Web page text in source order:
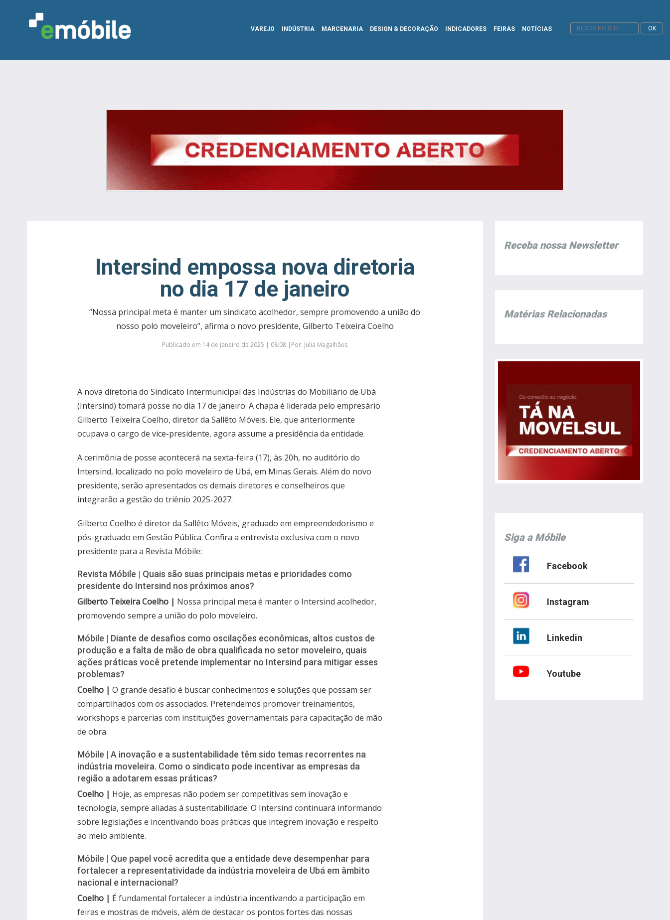
VAREJO INDÚSTRIA MARCENARIA DESIGN & DECORAÇÃO INDICADORES FEIRAS NOTÍCIAS
Intersind empossa nova diretoria
no dia 17 de janeiro
“Nossa principal meta é manter um sindicato acolhedor, sempre promovendo a união do
nosso polo moveleiro”, afirma o novo presidente, Gilberto Teixeira Coelho
Publicado em 14 de janeiro de 2025 | 08:08 |Por: Julia Magalhães
A nova diretoria do Sindicato Intermunicipal das Indústrias do Mobiliário de Ubá
(Intersind) tomará posse no dia 17 de janeiro. A chapa é liderada pelo empresário
Gilberto Teixeira Coelho, diretor da Sallêto Móveis. Ele, que anteriormente
ocupava o cargo de vice-presidente, agora assume a presidência da entidade.
A cerimônia de posse acontecerá na sexta-feira (17), às 20h, no auditório do
Intersind, localizado no polo moveleiro de Ubá, em Minas Gerais. Além do novo
presidente, serão apresentados os demais diretores e conselheiros que
integrarão a gestão do triênio 2025-2027.
Gilberto Coelho é diretor da Sallêto Móveis, graduado em empreendedorismo e
pós-graduado em Gestão Pública. Confira a entrevista exclusiva com o novo
presidente para a Revista Móbile:
Revista Móbile | Quais são suas principais metas e prioridades como
presidente do Intersind nos próximos anos?
Gilberto Teixeira Coelho | Nossa principal meta é manter o Intersind acolhedor,
promovendo sempre a união do polo moveleiro.
Móbile | Diante de desafios como oscilações econômicas, altos custos de
produção e a falta de mão de obra qualificada no setor moveleiro, quais
ações práticas você pretende implementar no Intersind para mitigar esses
problemas?
Coelho | O grande desafio é buscar conhecimentos e soluções que possam ser
compartilhados com os associados. Pretendemos promover treinamentos,
workshops e parcerias com instituições governamentais para capacitação de mão
de obra.
Móbile | A inovação e a sustentabilidade têm sido temas recorrentes na
indústria moveleira. Como o sindicato pode incentivar as empresas da
região a adotarem essas práticas?
Coelho | Hoje, as empresas não podem ser competitivas sem inovação e
tecnologia, sempre aliadas à sustentabilidade. O Intersind continuará informando
sobre legislações e incentivando boas práticas que integrem inovação e respeito
ao meio ambiente.
Móbile | Que papel você acredita que a entidade deve desempenhar para
fortalecer a representatividade da indústria moveleira de Ubá em âmbito
nacional e internacional?
Coelho | É fundamental fortalecer a indústria incentivando a participação em
feiras e mostras de móveis, além de destacar os pontos fortes das nossas
Receba nossa Newsletter
Matérias Relacionadas
Siga a Móbile
Facebook
Instagram
Linkedin
Youtube